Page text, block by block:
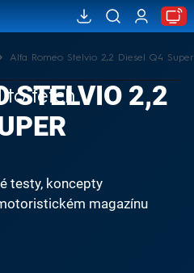
Alfa Romeo Stelvio 2,2 Diesel Q4 Super
to fetch
STELVIO 2,2
testy, koncepty
magazínu